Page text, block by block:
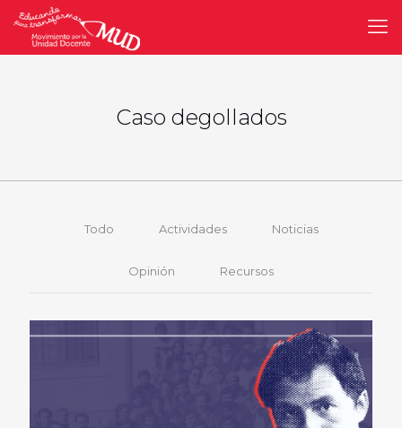
Caso degollados
Todo Actividades Noticias
Opinión Recursos